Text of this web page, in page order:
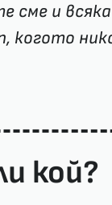
сме и
когото
кой?